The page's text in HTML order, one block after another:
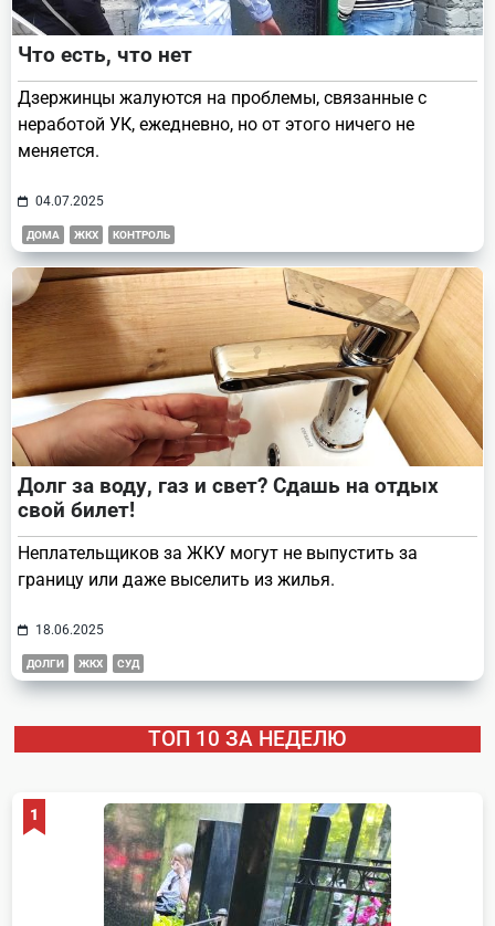
Что есть, что нет
Дзержинцы жалуются на проблемы, связанные с
неработой УК, ежедневно, но от этого ничего не
меняется.
04.07.2025
ДОМА ЖКХ КОНТРОЛЬ
Долг за воду, газ и свет? Сдашь на отдых
свой билет!
Неплательщиков за ЖКУ могут не выпустить за
границу или даже выселить из жилья.
18.06.2025
ДОЛГИ ЖКХ СУД
ТОП 10 ЗА НЕДЕЛЮ